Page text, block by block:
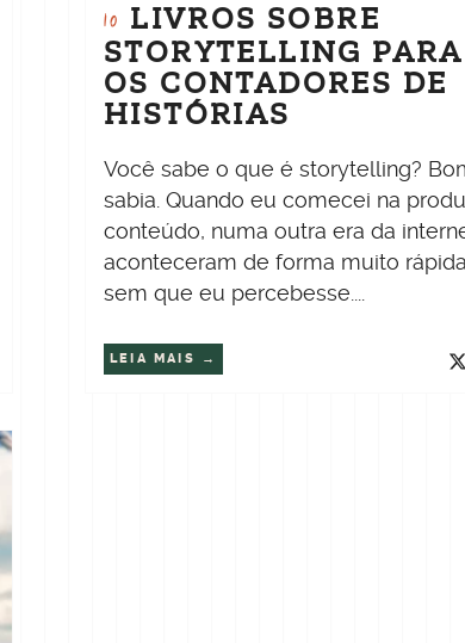
10 LIVROS SOBRE
STORYTELLING
OS CONTADORES DE
HISTÓRIAS
Você sabe o que é storytelling?
sabia. Quando eu comecei na
conteúdo, numa outra era da
aconteceram de forma muito
sem que eu percebesse....
LEIA MAIS